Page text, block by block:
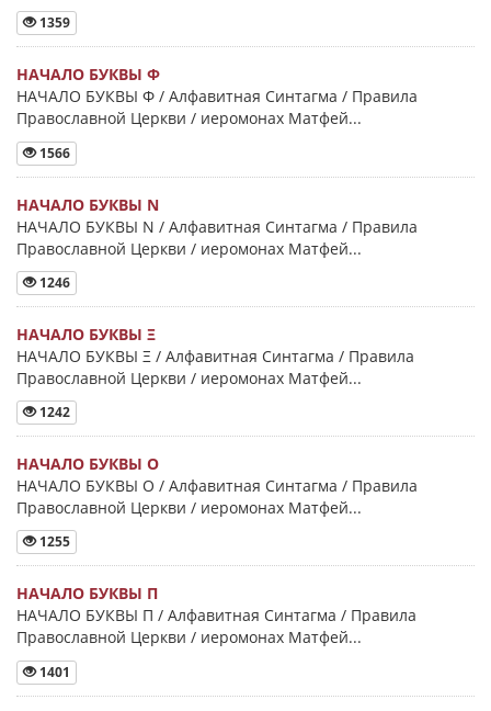
1359
НАЧАЛО БУКВЫ Φ
НАЧАЛО БУКВЫ Φ / Алфавитная Синтагма / Правила
Православной Церкви / иеромонах Матфей...
1566
НАЧАЛО БУКВЫ Ν
НАЧАЛО БУКВЫ Ν / Алфавитная Синтагма / Правила
Православной Церкви / иеромонах Матфей...
1246
НАЧАЛО БУКВЫ Ξ
НАЧАЛО БУКВЫ Ξ / Алфавитная Синтагма / Правила
Православной Церкви / иеромонах Матфей...
1242
НАЧАЛО БУКВЫ Ο
НАЧАЛО БУКВЫ Ο / Алфавитная Синтагма / Правила
Православной Церкви / иеромонах Матфей...
1255
НАЧАЛО БУКВЫ Π
НАЧАЛО БУКВЫ Π / Алфавитная Синтагма / Правила
Православной Церкви / иеромонах Матфей...
1401